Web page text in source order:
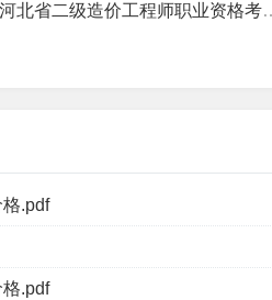
工程师职业资格考试有关事项的通知.pdf
.pdf
.pdf